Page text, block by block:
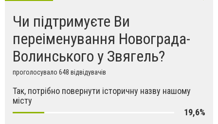
Чи підтримуєте Ви
переіменування Новограда-
Волинського у Звягель?
проголосувало 648 відвідувачів
Так, потрібно повернути історичну назву нашому
місту
19,6%